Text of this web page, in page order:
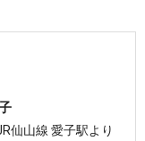
仙山線 愛子駅より